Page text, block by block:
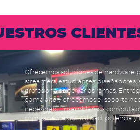
Ofrecemos soluciones de hardware
streamers, estudiantes, diseñadores,
profesionales de varias ramas.
gama alta y ofrecemos el soporte
necesidad. Ensamblamos
componentes de calidad, potencia y